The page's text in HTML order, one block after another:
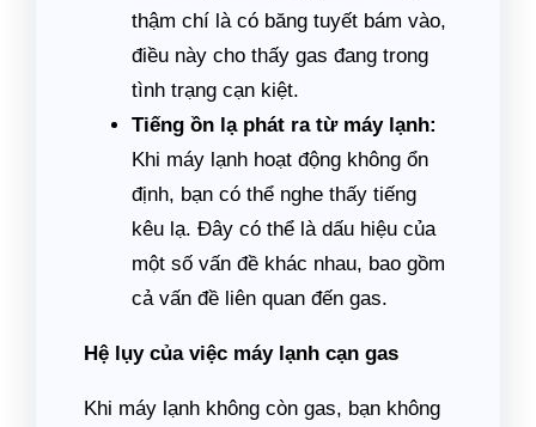
thậm chí là có băng tuyết bám vào,
điều này cho thấy gas đang trong
tình trạng cạn kiệt.
Tiếng ồn lạ phát ra từ máy lạnh:
Khi máy lạnh hoạt động không ổn
định, bạn có thể nghe thấy tiếng
kêu lạ. Đây có thể là dấu hiệu của
một số vấn đề khác nhau, bao gồm
cả vấn đề liên quan đến gas.
Hệ lụy của việc máy lạnh cạn gas
Khi máy lạnh không còn gas, bạn không